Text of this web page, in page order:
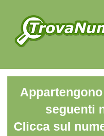
seguenti
Clicca sul